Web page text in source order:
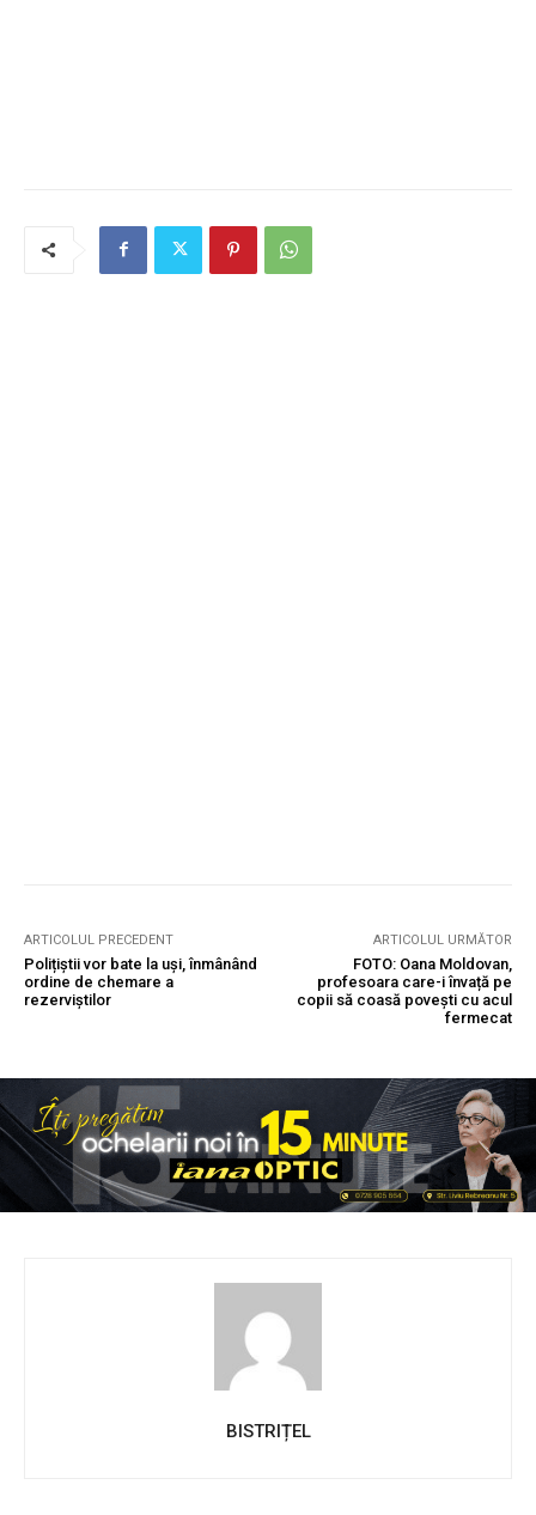
ARTICOLUL PRECEDENT
Polițiștii vor bate la uși, înmânând
ordine de chemare a
rezerviștilor
ARTICOLUL URMĂTOR
FOTO: Oana Moldovan,
profesoara care-i învață pe
copii să coasă povești cu acul
fermecat
BISTRIȚEL